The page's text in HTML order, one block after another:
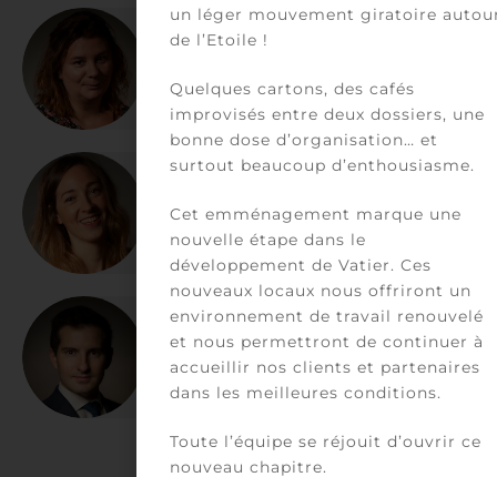
Associée
arrow_forward
Counsel
arrow_forward
Athanase Richard
Collaborateur
un léger mouvement giratoire
de l’Etoile !
Quelques cartons, des cafés
improvisés entre deux dossiers, une
bonne dose d’organisation… et
surtout beaucoup d’enthousiasme.
Cet emménagement marque une
nouvelle étape dans le
développement de Vatier. Ces
nouveaux locaux nous offriront un
environnement de travail renouvelé
et nous permettront de continuer à
accueillir nos clients et partenaires
dans les meilleures conditions.
Toute l’équipe se réjouit d’ouvrir ce
nouveau chapitre.